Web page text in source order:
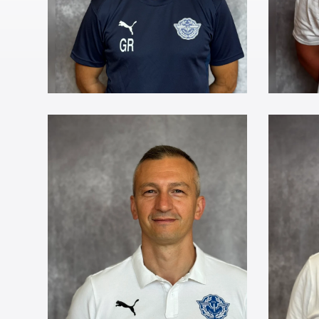
2. Abteilungsleiter
Branislav
Aleksić
Physiotherapeut